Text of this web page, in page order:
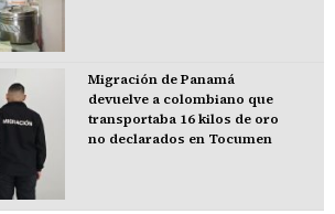
Migración de Panamá
devuelve a colombiano que
transportaba 16 kilos de oro
no declarados en Tocumen